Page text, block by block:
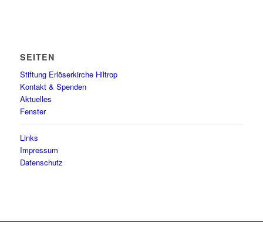
SEITEN
Stiftung Erlöserkirche Hiltrop
Kontakt & Spenden
Aktuelles
Fenster
Links
Impressum
Datenschutz